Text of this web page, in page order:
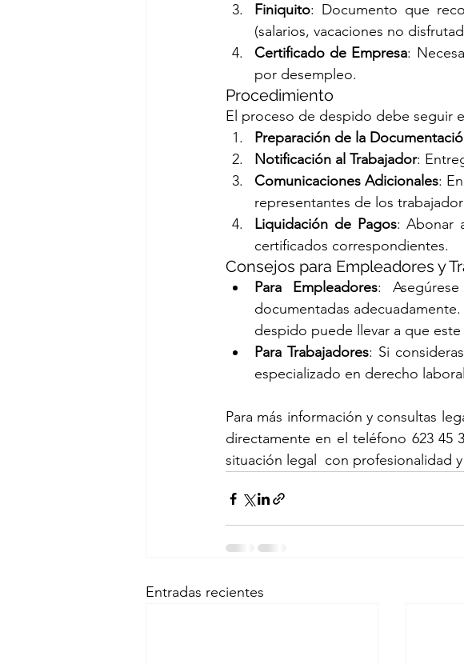
Finiquito: Documento que
(salarios, vacaciones no
Certificado de Empresa:
por desempleo.
Procedimiento
El proceso de despido debe seguir
Preparación de la
Notificación al Trabajador:
Comunicaciones Adicionales:
representantes de los
Liquidación de Pagos: Abonar
certificados correspondientes.
Consejos para Empleadores y
Para Empleadores:
documentadas
despido puede llevar a que
Para Trabajadores: Si
especializado en derecho
Para más información y consultas
directamente en el teléfono 623 45
situación legal  con profesionalidad
Entradas recientes